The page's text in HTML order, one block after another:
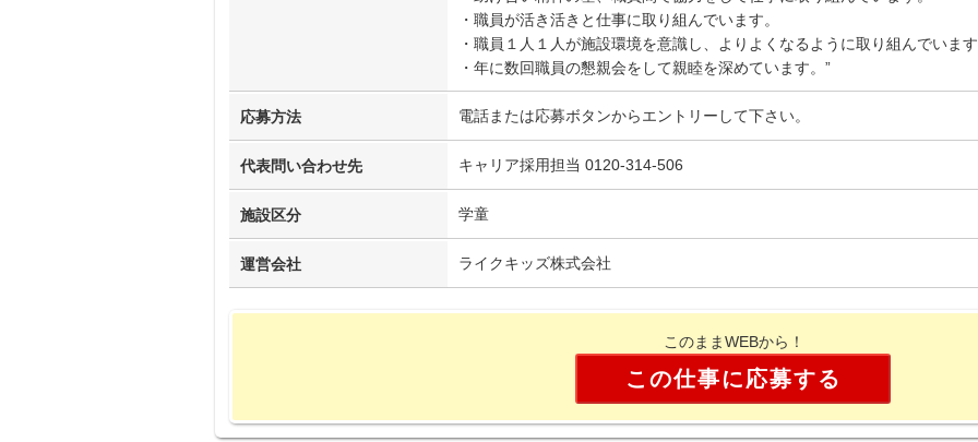
・職員が活き活きと仕事に取り組んでいます。
・職員１人１人が施設環境を意識し、よりよくなるように取り組んでいま
・年に数回職員の懇親会をして親睦を深めています。”
応募方法 電話または応募ボタンからエントリーして下さい。
代表問い合わせ先 キャリア採用担当 0120-314-506
施設区分 学童
運営会社 ライクキッズ株式会社
このままWEBから！
この仕事に応募する